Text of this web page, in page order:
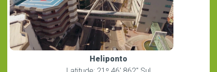
Heliponto